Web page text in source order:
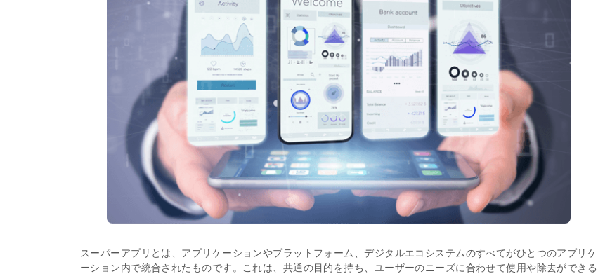
スーパーアプリとは、アプリケーションやプラットフォーム、デジタルエコシステムのすべてがひとつのアプリケ
ーション内で統合されたものです。これは、共通の目的を持ち、ユーザーのニーズに合わせて使用や除去ができる